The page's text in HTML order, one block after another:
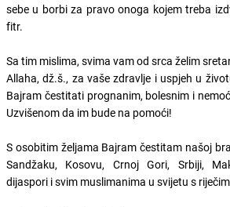
sebe u borbi za pravo onoga kojem treba
fitr.
Sa tim mislima, svima vam od srca želim
Allaha, dž.š., za vaše zdravlje i uspjeh u
Bajram čestitati prognanim, bolesnim i
Uzvišenom da im bude na pomoći!
S osobitim željama Bajram čestitam našoj
Sandžaku, Kosovu, Crnoj Gori, Srbiji,
dijaspori i svim muslimanima u svijetu s